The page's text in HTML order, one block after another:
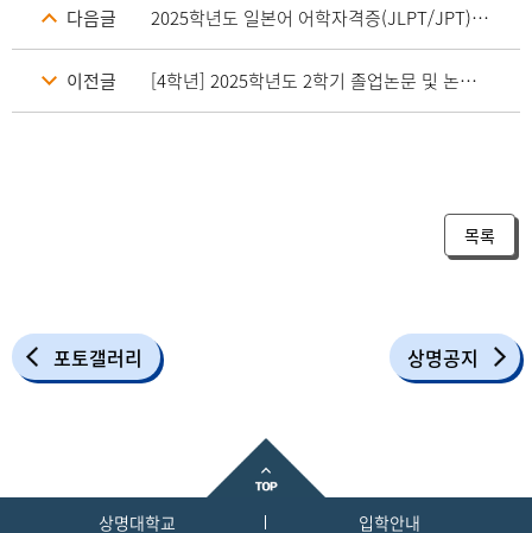
다음글 2025학년도 일본어 어학자격증(JLPT/JPT)응시료 지원
이전글 [4학년] 2025학년도 2학기 졸업논문 및 논문대체(JLPT N2) 시행 안내
목록
포토갤러리 상명공지
상명대학교 입학안내